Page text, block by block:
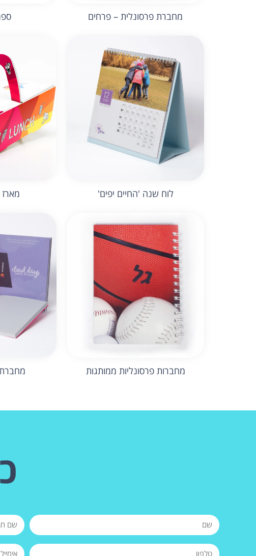
מחברת פרסונלית – פרחים
לוח שנה 'החיים יפים' מארז
מחברות פרסונליות ממותגות מחברת